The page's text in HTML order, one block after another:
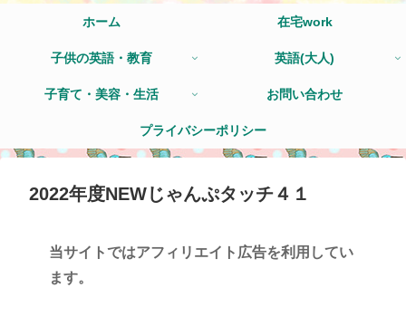
ホーム 在宅work
子供の英語・教育 英語(大人)
子育て・美容・生活 お問い合わせ
プライバシーポリシー
2022年度NEWじゃんぷタッチ４１
当サイトではアフィリエイト広告を利用してい
ます。